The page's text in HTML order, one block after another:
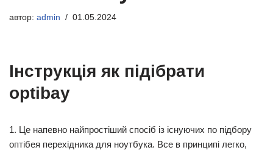
автор: admin 01.05.2024
Інструкція як підібрати
optibay
1. Це напевно найпростіший спосіб із існуючих по підбору
оптібея перехідника для ноутбука. Все в принципі легко,